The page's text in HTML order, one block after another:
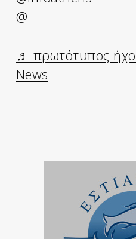
@
♬ πρωτότυπος
News